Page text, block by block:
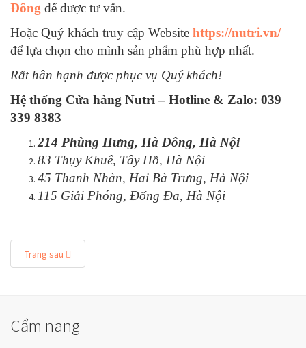
Đông để được tư vấn.
Hoặc Quý khách truy cập Website https://nutri.vn/
để lựa chọn cho mình sản phẩm phù hợp nhất.
Rất hân hạnh được phục vụ Quý khách!
Hệ thống Cửa hàng Nutri – Hotline & Zalo: 039
339 8383
214 Phùng Hưng, Hà Đông, Hà Nội
83 Thụy Khuê, Tây Hồ, Hà Nội
45 Thanh Nhàn, Hai Bà Trưng, Hà Nội
115 Giải Phóng, Đống Đa, Hà Nội
Trang sau
Cẩm nang